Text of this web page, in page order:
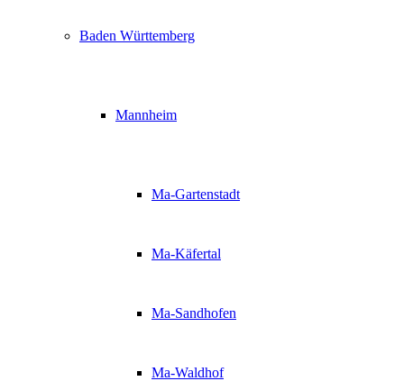
Baden Württemberg
Mannheim
Ma-Gartenstadt
Ma-Käfertal
Ma-Sandhofen
Ma-Waldhof